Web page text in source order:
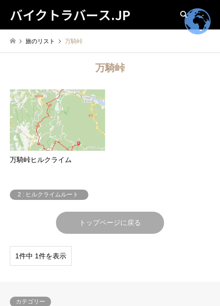
バイクトラバース.JP 検索
旅のリスト 万騎峠
万騎峠
万騎峠ヒルクライム
2 : ヒルクライムルート
トップページに戻る
1件中 1件を表示
カテゴリー